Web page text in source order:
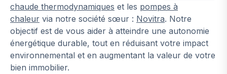
chaude thermodynamiques et les pompes à
chaleur via notre société sœur : Novitra. Notre
objectif est de vous aider à atteindre une autonomie
énergétique durable, tout en réduisant votre impact
environnemental et en augmentant la valeur de votre
bien immobilier.